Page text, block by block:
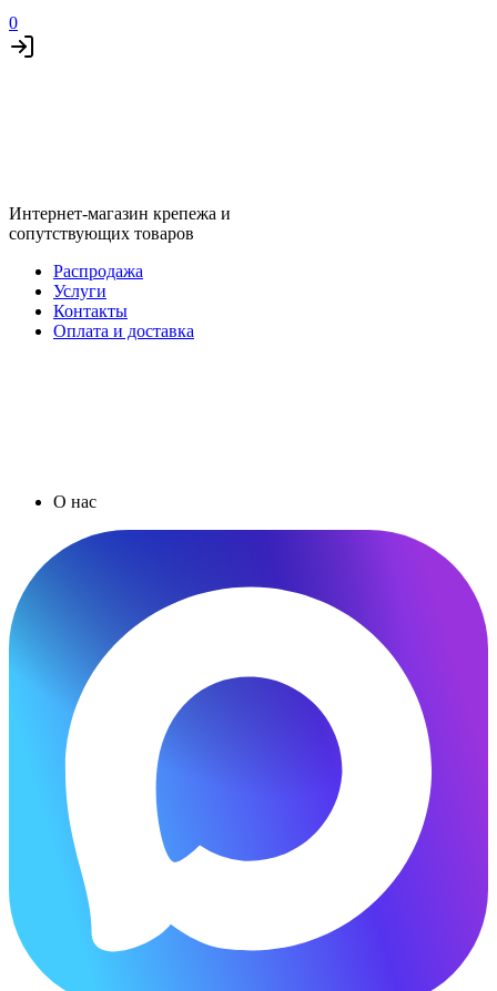
0
Интернет-магазин крепежа и
сопутствующих товаров
Распродажа
Услуги
Контакты
Оплата и доставка
О нас